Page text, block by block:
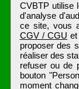
CVBTP utilise
d'analyse
ce site, vous
CGV / CGU
proposer des
réaliser des
refuser ou de
bouton
moment